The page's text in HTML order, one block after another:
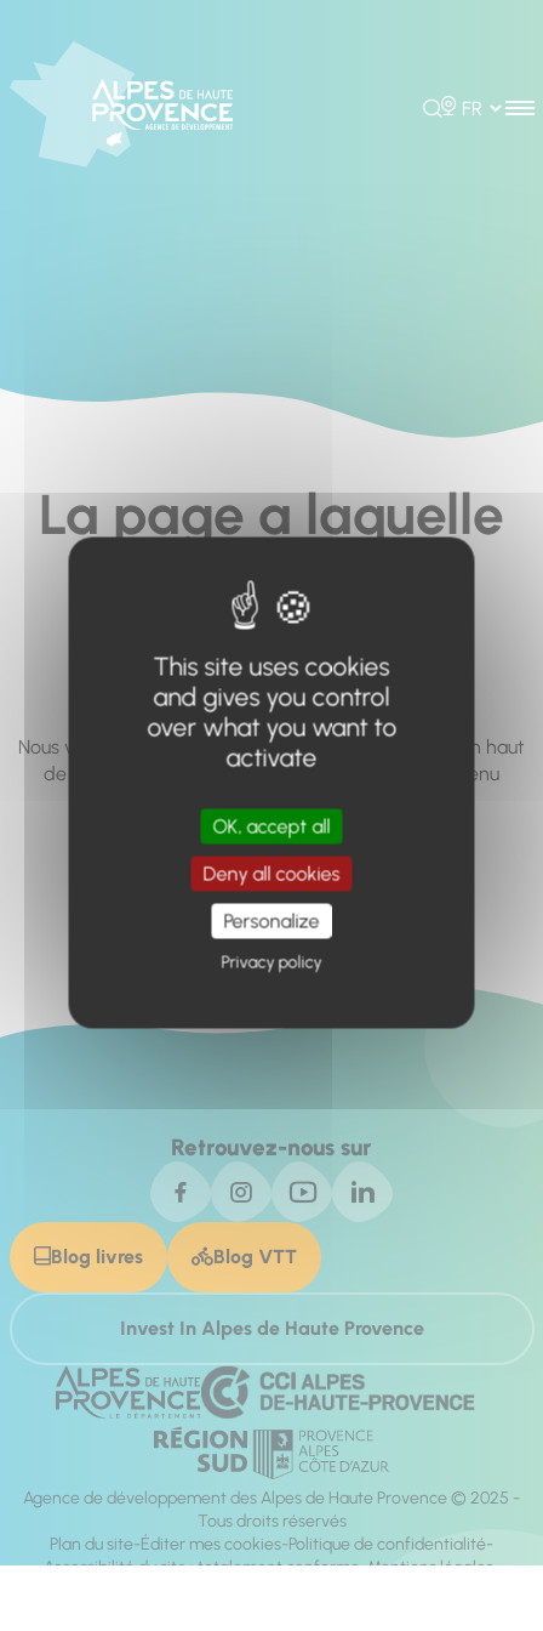
Rechercher
Choisir la
La page a laquelle
vous cherchez à
accéder n'existe
pas... ou plus.
Nous vous invitons à utiliser le moteur de recherche en haut
de page, ou à utiliser le menu pour trouver le contenu
Retour à l'accueil
Retrouvez-nous sur
Blog livres Blog VTT
Invest In Alpes de Haute Provence
Agence de développement des Alpes de Haute Provence © 2025 -
Tous droits réservés
Plan du site Éditer mes cookies Politique de confidentialité
Accessibilité du site : totalement conforme Mentions légales
This site uses cookies
and gives you control
over what you want to
activate
OK, accept all
Deny all cookies
Personalize
Privacy policy